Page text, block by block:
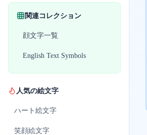
関連コレクション
顔文字一覧
English Text Symbols
人気の絵文字
ハート 絵文字
笑顔絵文字